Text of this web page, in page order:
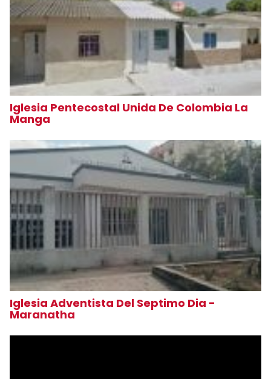
Iglesia Pentecostal Unida De Colombia La
Manga
Iglesia Adventista Del Septimo Dia -
Maranatha